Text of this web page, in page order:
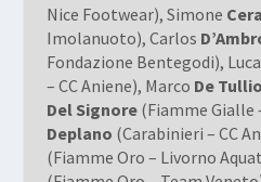
Nice Footwear), Simone
Imolanuoto), Carlos
Fondazione Bentegodi), Luca
– CC Aniene), Marco De Tullio
Del Signore(Fiamme Gialle
Deplano (Carabinieri – CC
(Fiamme Oro – Livorno